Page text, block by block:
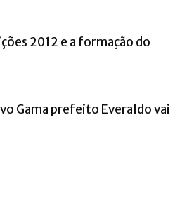
2012 e a formação do
Gama prefeito Everaldo vai